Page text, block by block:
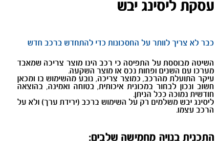
עסקת ליסינג יבש
כבר לא צריך לוותר על החסכונות כדי להתחדש ברכב חדש
השיטה מבוססת על התפיסה כי רכב הינו מוצר צריכה שמאבד
מערכו עם השנים ופחות נכס או מוצר השקעה.
עיקר התועלת מהרכב, כמוצר צריכה, נובע מהשימוש בו ומכאן
חשוב ונכון לבחור במכונית איכותית, בטוחה ואמינה, בהוצאה
חודשית נמוכה ככל הניתן.
ליסינג יבש משלמים רק על השימוש ברכב (ירידת ערך) ולא על
הרכב עצמו.
התכנית בנויה מחמישה שלבים: